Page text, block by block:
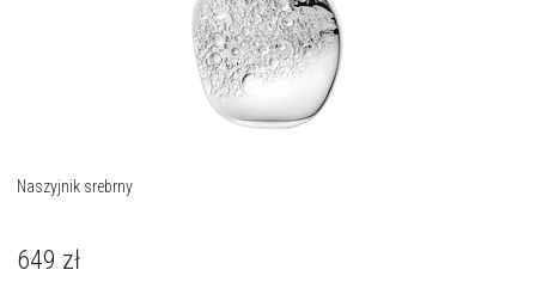
Naszyjnik srebrny
649 zł